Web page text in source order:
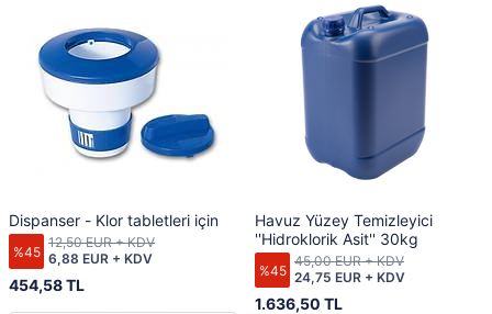
Dispanser - Klor tabletleri için
%45
454,58 TL
6,88 EUR + KDV
12,50 EUR + KDV
Havuz Yüzey Temizleyici
''Hidroklorik Asit'' 30kg
%45
1.636,50 TL
24,75 EUR + KDV
45,00 EUR + KDV